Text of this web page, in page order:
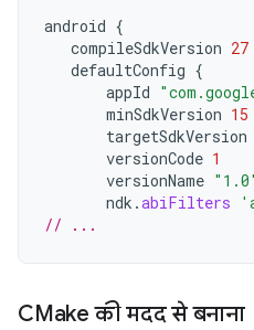
android {
compileSdkVersion 27
defaultConfig {
appId
minSdkVersion 15
targetSdkVersion
versionCode 1
versionName
ndk .abiFilters
// ...
CMake की मदद से बनाना